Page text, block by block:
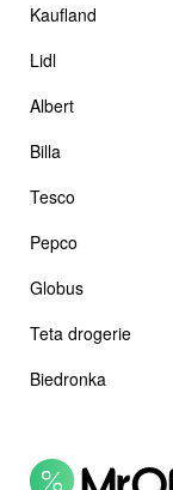
Kaufland
Lidl
Albert
Billa
Tesco
Pepco
Globus
Teta drogerie
Biedronka